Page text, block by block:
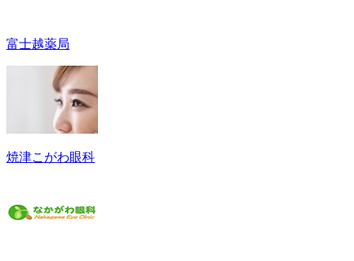
富士越薬局
焼津こがわ眼科